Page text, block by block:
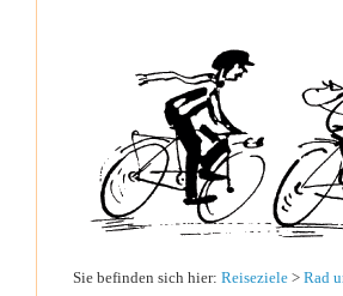
Sie befinden sich hier: Reiseziele > Rad